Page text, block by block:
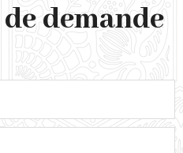
demande